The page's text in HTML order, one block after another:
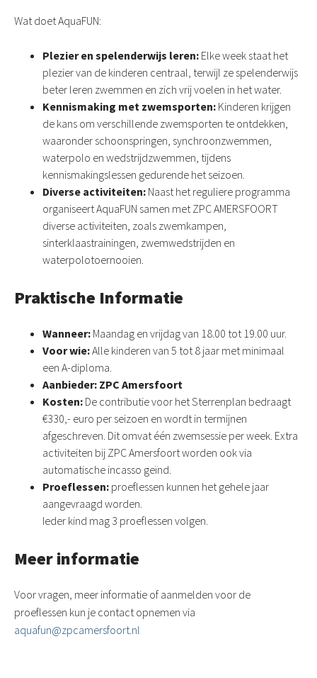
Wat doet AquaFUN:
Plezier en spelenderwijs leren: Elke week staat het
plezier van de kinderen centraal, terwijl ze spelenderwijs
beter leren zwemmen en zich vrij voelen in het water.
Kennismaking met zwemsporten: Kinderen krijgen
de kans om verschillende zwemsporten te ontdekken,
waaronder schoonspringen, synchroonzwemmen,
waterpolo en wedstrijdzwemmen, tijdens
kennismakingslessen gedurende het seizoen.
Diverse activiteiten: Naast het reguliere programma
organiseert AquaFUN samen met ZPC AMERSFOORT
diverse activiteiten, zoals zwemkampen,
sinterklaastrainingen, zwemwedstrijden en
waterpolotoernooien.
Praktische Informatie
Wanneer: Maandag en vrijdag van 18.00 tot 19.00 uur.
Voor wie:Alle kinderen van 5 tot 8 jaar met minimaal
een A-diploma.
Aanbieder: ZPC Amersfoort
Kosten: De contributie voor het Sterrenplan bedraagt
€330,- euro per seizoen en wordt in termijnen
afgeschreven. Dit omvat één zwemsessie per week. Extra
activiteiten bij ZPC Amersfoort worden ook via
automatische incasso geïnd.
Proeflessen: proeflessen kunnen het gehele jaar
aangevraagd worden.
Ieder kind mag 3 proeflessen volgen.
Meer informatie
Voor vragen, meer informatie of aanmelden voor de
proeflessen kun je contact opnemen via
aquafun@zpcamersfoort.nl